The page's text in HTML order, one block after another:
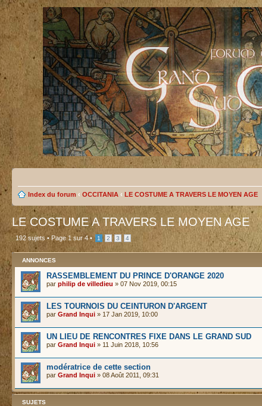
Index du forum ‹ OCCITANIA ‹ LE COSTUME A TRAVERS LE MOYEN AGE
LE COSTUME A TRAVERS LE MOYEN AGE
192 sujets • Page 1 sur 4• 1 2 3 4
ANNONCES
RASSEMBLEMENT DU PRINCE D'ORANGE 2020
par philip de villedieu » 07 Nov 2019, 00:15
LES TOURNOIS DU CEINTURON D'ARGENT
par Grand Inqui » 17 Jan 2019, 10:00
UN LIEU DE RENCONTRES FIXE DANS LE GRAND SUD
par Grand Inqui » 11 Juin 2018, 10:56
modératrice de cette section
par Grand Inqui » 08 Août 2011, 09:31
SUJETS